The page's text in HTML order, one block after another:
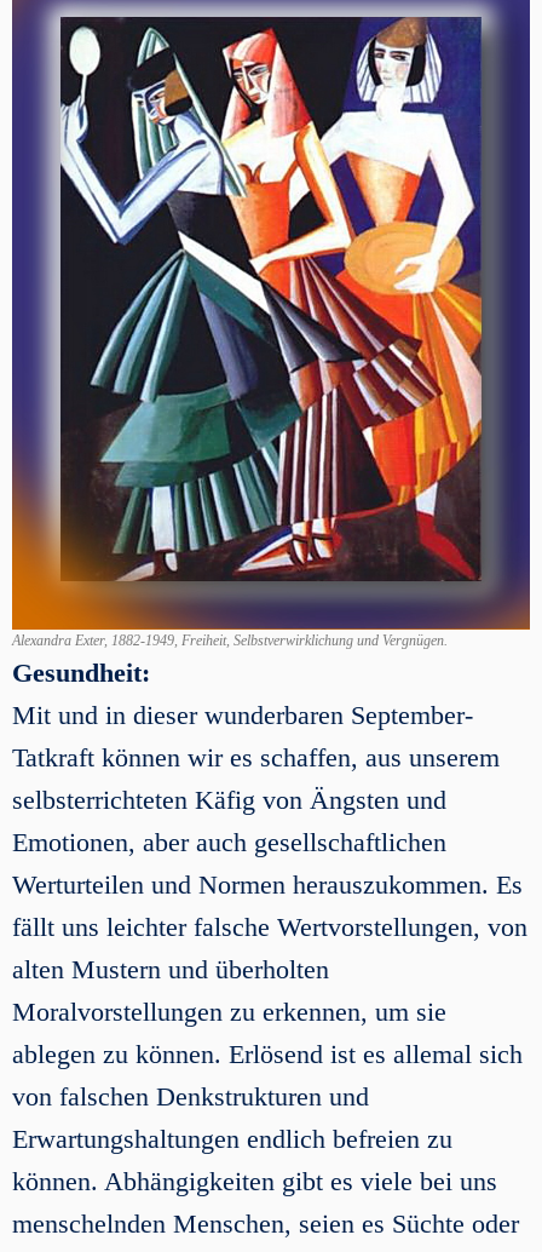
Alexandra Exter, 1882-1949, Freiheit, Selbstverwirklichung und Vergnügen.
Gesundheit:
Mit und in dieser wunderbaren September-
Tatkraft können wir es schaffen, aus unserem
selbsterrichteten Käfig von Ängsten und
Emotionen, aber auch gesellschaftlichen
Werturteilen und Normen herauszukommen. Es
fällt uns leichter falsche Wertvorstellungen, von
alten Mustern und überholten
Moralvorstellungen zu erkennen, um sie
ablegen zu können. Erlösend ist es allemal sich
von falschen Denkstrukturen und
Erwartungshaltungen endlich befreien zu
können. Abhängigkeiten gibt es viele bei uns
menschelnden Menschen, seien es Süchte oder